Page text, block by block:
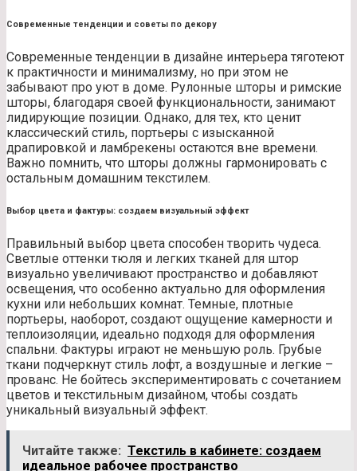
Современные тенденции и советы по декору
Современные тенденции в дизайне интерьера тяготеют
к практичности и минимализму, но при этом не
забывают про уют в доме. Рулонные шторы и римские
шторы, благодаря своей функциональности, занимают
лидирующие позиции. Однако, для тех, кто ценит
классический стиль, портьеры с изысканной
драпировкой и ламбрекены остаются вне времени.
Важно помнить, что шторы должны гармонировать с
остальным домашним текстилем.
Выбор цвета и фактуры: создаем визуальный эффект
Правильный выбор цвета способен творить чудеса.
Светлые оттенки тюля и легких тканей для штор
визуально увеличивают пространство и добавляют
освещения, что особенно актуально для оформления
кухни или небольших комнат. Темные, плотные
портьеры, наоборот, создают ощущение камерности и
теплоизоляции, идеально подходя для оформления
спальни. Фактуры играют не меньшую роль. Грубые
ткани подчеркнут стиль лофт, а воздушные и легкие –
прованс. Не бойтесь экспериментировать с сочетанием
цветов и текстильным дизайном, чтобы создать
уникальный визуальный эффект.
Читайте также: Текстиль в кабинете: создаем
идеальное рабочее пространство